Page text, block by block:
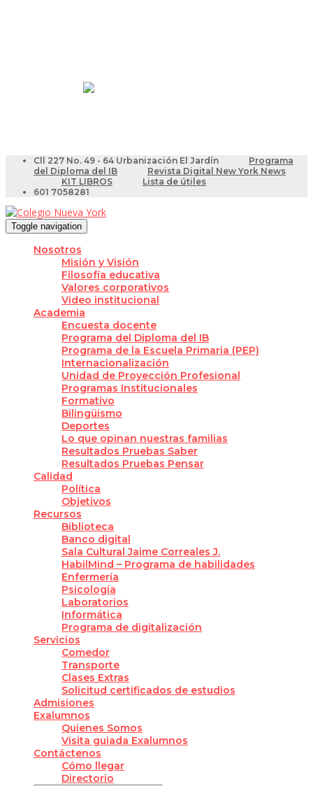
Cll 227 No. 49 - 64 Urbanización El Jardín
Programa
del Diploma del IB
Revista Digital New York News
KIT LIBROS
Lista de útiles
601 7058281
Toggle navigation
Nosotros
Misión y Visión
Filosofía educativa
Valores corporativos
Video institucional
Academia
Encuesta docente
Programa del Diploma del IB
Programa de la Escuela Primaria (PEP)
Internacionalización
Unidad de Proyección Profesional
Programas Institucionales
Formativo
Bilingüismo
Deportes
Lo que opinan nuestras familias
Resultados Pruebas Saber
Resultados Pruebas Pensar
Calidad
Política
Objetivos
Recursos
Biblioteca
Banco digital
Sala Cultural Jaime Correales J.
HabilMind – Programa de habilidades
Enfermería
Psicología
Laboratorios
Informática
Programa de digitalización
Servicios
Comedor
Transporte
Clases Extras
Solicitud certificados de estudios
Admisiones
Exalumnos
Quienes Somos
Visita guiada Exalumnos
Contáctenos
Cómo llegar
Directorio